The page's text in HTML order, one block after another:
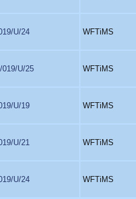
U/24 WFTiMS
019/U/25 WFTiMS
U/19 WFTiMS
U/21 WFTiMS
U/24 WFTiMS